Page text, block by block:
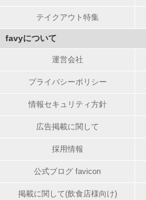
テイクアウト特集
favyについて
運営会社
プライバシーポリシー
情報セキュリティ方針
広告掲載に関して
採用情報
公式ブログ favicon
掲載に関して(飲食店様向け)